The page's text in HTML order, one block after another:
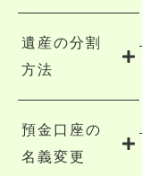
遺産の分割
方法
預金口座の
名義変更